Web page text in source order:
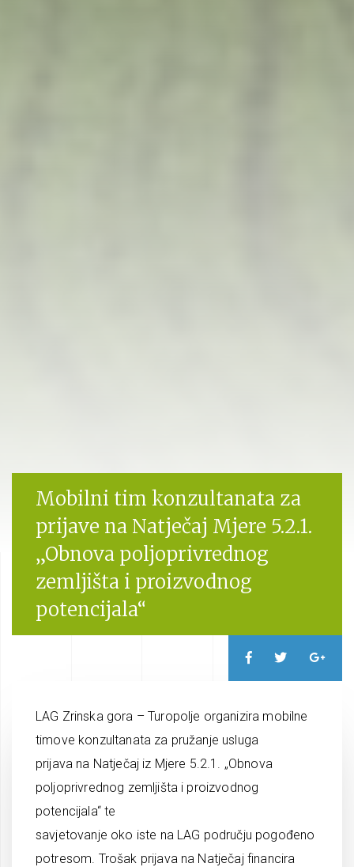
Mobilni tim konzultanata za
prijave na Natječaj Mjere 5.2.1.
„Obnova poljoprivrednog
zemljišta i proizvodnog
potencijala“
LAG Zrinska gora – Turopolje organizira mobilne
timove konzultanata za pružanje usluga
prijava na Natječaj iz Mjere 5.2.1. „Obnova
poljoprivrednog zemljišta i proizvodnog
potencijala“ te
savjetovanje oko iste na LAG području pogođeno
potresom. Trošak prijava na Natječaj financira